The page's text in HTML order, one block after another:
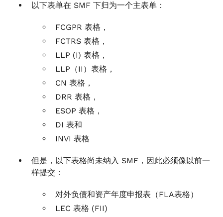
以下表单在 SMF 下归为一个主表单：
FCGPR 表格，
FCTRS 表格，
LLP (I) 表格，
LLP（II）表格，
CN 表格，
DRR 表格，
ESOP 表格，
DI 表和
INVI 表格
但是，以下表格尚未纳入 SMF，因此必须像以前一
样提交：
对外负债和资产年度申报表（FLA表格）
LEC 表格 (FII)